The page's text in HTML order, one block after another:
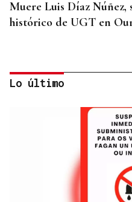
Muere Luis Díaz
histórico de UGT en
Lo último